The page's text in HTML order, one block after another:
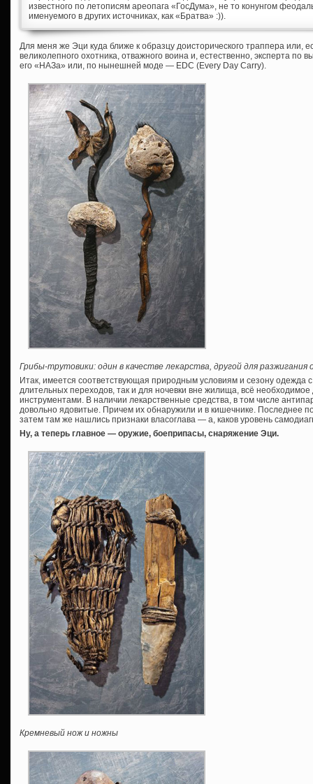
известного по летописям ареопага «ГосДума», не то конунгом
именуемого в других источниках, как «Братва» :)).
Для меня же Эци куда ближе к образцу доисторического траппера или,
великолепного охотника, отважного воина и, естественно, эксперта по
его «НАЗа» или, по нынешней моде — EDC (Every Day Carry).
Грибы-трутовики: один в качестве лекарства, другой для разжигания
Итак, имеется соответствующая природным условиям и сезону одежда
длительных переходов, так и для ночевки вне жилища, всё
инструментами. В наличии лекарственные средства, в том числе
довольно ядовитые. Причем их обнаружили и в кишечнике. Последнее
затем там же нашлись признаки власоглава — а, каков уровень
Ну, а теперь главное — оружие, боеприпасы, снаряжение Эци.
Кремневый нож и ножны